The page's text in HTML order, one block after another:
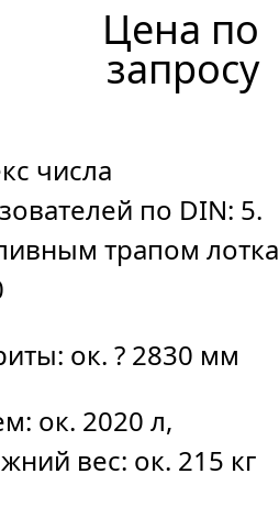
Цена по
запросу
числа
по DIN: 5.
трапом лотка
ок. ? 2830 мм
ок. 2020 л,
вес: ок. 215 кг